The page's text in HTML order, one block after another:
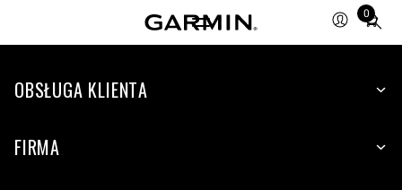
0
Total
items
cart:
OBSŁUGA KLIENTA
FIRMA